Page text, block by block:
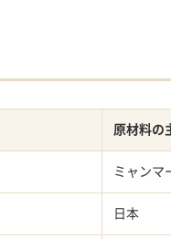
原材料の
ミャンマ
日本